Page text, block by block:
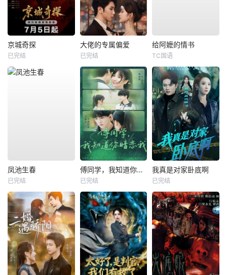
京城奇探
已完结
大佬的专属偏爱
已完结
给阿嬷的情书
TC国语
凤池生春
已完结
傅同学，我知道你暗恋我
已完结
我真是对家卧底啊
已完结